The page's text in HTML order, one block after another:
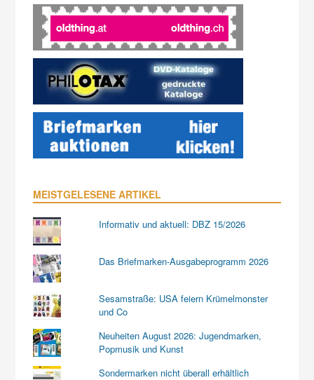
MEISTGELESENE ARTIKEL
Informativ und aktuell: DBZ 15/2026
Das Briefmarken-Ausgabeprogramm 2026
Sesamstraße: USA feiern Krümelmonster
und Co
Neuheiten August 2026: Jugendmarken,
Popmusik und Kunst
Sondermarken nicht überall erhältlich